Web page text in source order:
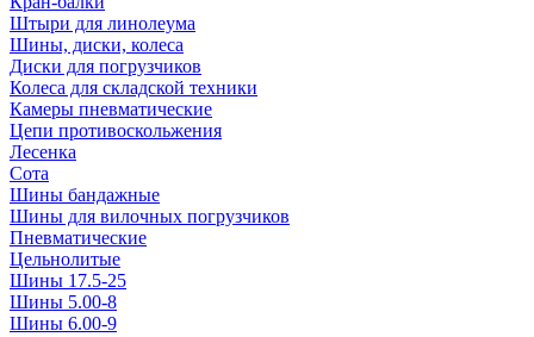
Штыри для линолеума
Шины, диски, колеса
Диски для погрузчиков
Колеса для складской техники
Камеры пневматические
Цепи противоскольжения
Лесенка
Сота
Шины бандажные
Шины для вилочных погрузчиков
Пневматические
Цельнолитые
Шины 17.5-25
Шины 5.00-8
Шины 6.00-9